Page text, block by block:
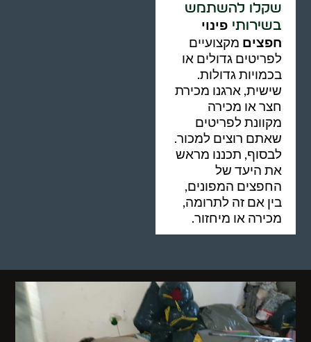
שקלו להשתמש
בשירותיפינוי
חפצים מקצועיים
לפריטים גדולים או
בכמויות גדולות.
שישית, ארגנו מכירת
חצר או מכירה
מקוונת לפריטים
שאתם רוצים למכור.
לבסוף, תכננו מראש
את היעד של
החפצים המפונים,
בין אם זה לתרומה,
מכירה או מיחזור.